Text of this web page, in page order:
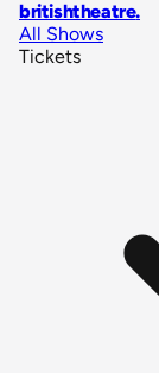
britishtheatre.
All Shows
Tickets